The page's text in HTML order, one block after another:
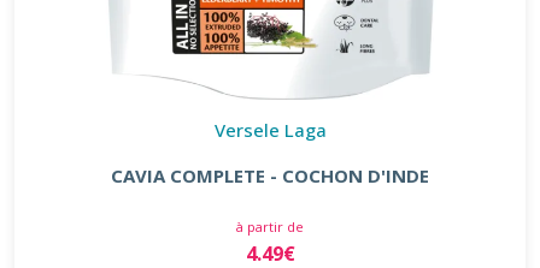
Versele Laga
CAVIA COMPLETE - COCHON D'INDE
à partir de
4.49€